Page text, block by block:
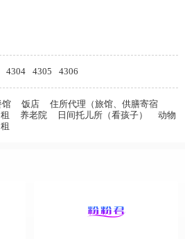
4304 4305 4306
馆 饭店
住所代理（旅馆、供膳寄宿
养老院 日间托儿所（看孩子）
动物